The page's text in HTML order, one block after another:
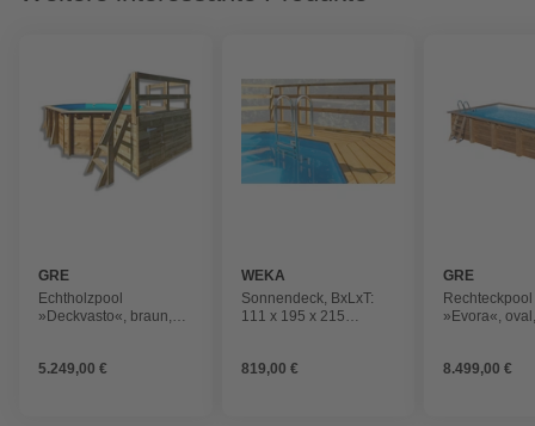
GRE
Echtholzpool
»Deckvasto«, braun,
5.249,00 €
WEKA
Sonnendeck, BxLxT:
111 x 195 x 215
819,00 €
GRE
Rechteckpool
»Evora«,
8.499,00 €